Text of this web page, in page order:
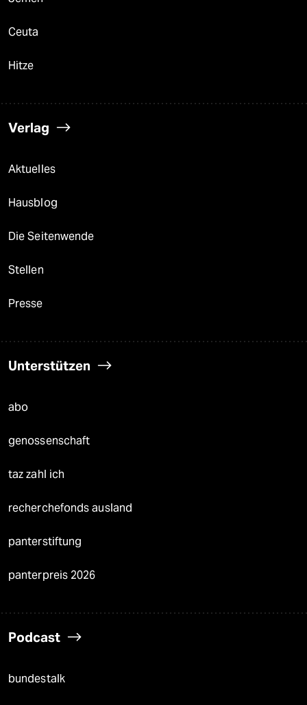
Ceuta
Hitze
Verlag
Aktuelles
Hausblog
Die Seitenwende
Stellen
Presse
Unterstützen
abo
genossenschaft
taz zahl ich
recherchefonds ausland
panterstiftung
panterpreis 2026
Podcast
bundestalk